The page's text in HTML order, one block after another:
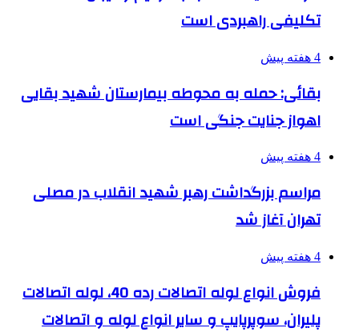
تکلیفی راهبردی است
4 هفته پیش
بقائی: حمله به محوطه بیمارستان شهید بقایی
اهواز جنایت جنگی است
4 هفته پیش
مراسم بزرگداشت رهبر شهید انقلاب در مصلی
تهران آغاز شد
4 هفته پیش
فروش انواع لوله اتصالات رده 40، لوله اتصالات
پلیران، سوپرپایپ و سایر انواع لوله و اتصالات